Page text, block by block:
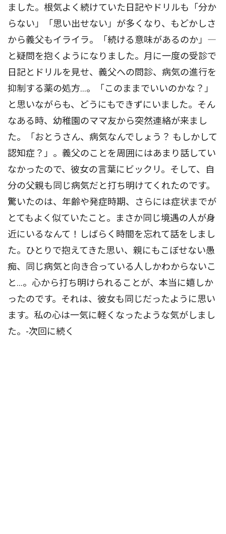
ました。根気よく続けていた日記やドリルも「分か
らない」「思い出せない」が多くなり、もどかしさ
から義父もイライラ。「続ける意味があるのか」―
と疑問を抱くようになりました。月に一度の受診で
日記とドリルを見せ、義父への問診、病気の進行を
抑制する薬の処方…。「このままでいいのかな？」
と思いながらも、どうにもできずにいました。そん
なある時、幼稚園のママ友から突然連絡が来まし
た。「おとうさん、病気なんでしょう？ もしかして
認知症？」。義父のことを周囲にはあまり話してい
なかったので、彼女の言葉にビックリ。そして、自
分の父親も同じ病気だと打ち明けてくれたのです。
驚いたのは、年齢や発症時期、さらには症状までが
とてもよく似ていたこと。まさか同じ境遇の人が身
近にいるなんて！しばらく時間を忘れて話をしまし
た。ひとりで抱えてきた思い、親にもこぼせない愚
痴、同じ病気と向き合っている人しかわからないこ
と…。心から打ち明けられることが、本当に嬉しか
ったのです。それは、彼女も同じだったように思い
ます。私の心は一気に軽くなったような気がしまし
た。-次回に続く